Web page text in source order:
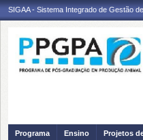
SIGAA - Sistema Integrado de Gestão
Programa Ensino Projetos